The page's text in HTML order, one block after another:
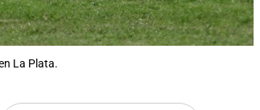
La Plata.